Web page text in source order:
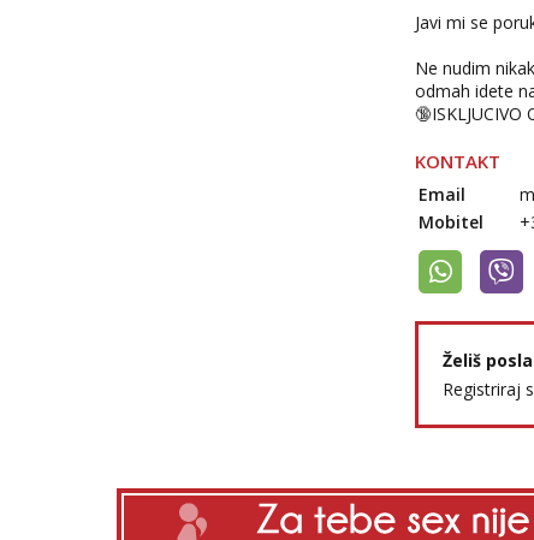
Javi mi se
Ne nudim
odmah idete
🔞ISKLJUCIVO
KONTAKT
Email
Mobitel
Želiš
Registriraj